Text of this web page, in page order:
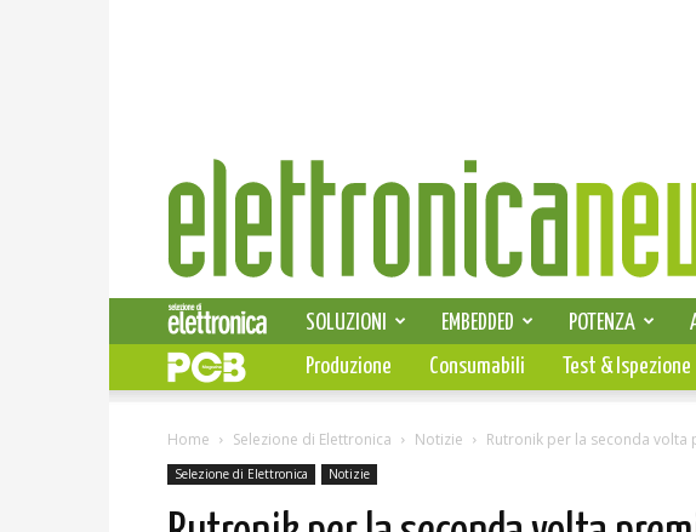
Elettronica
News
SELEZIONE DI
SOLUZIONI EMBEDDED POTENZA
PCB
Produzione Consumabili Test & Ispezione
Home Selezione di Elettronica Notizie Rutronik per la seconda volta
Selezione di Elettronica Notizie